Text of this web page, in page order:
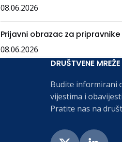
08.06.2026
Prijavni obrazac za pripravnike
08.06.2026
DRUŠTVENE MREŽE
Budite informirani
vijestima i
Pratite nas na